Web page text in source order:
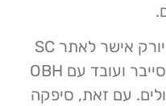
משרד הבריאות של מדינת ניו יורק אישר לאתר SC
Media כי הוא מודע לאירוע הסייבר ועובד עם OBH
עם זאת, סיפקה